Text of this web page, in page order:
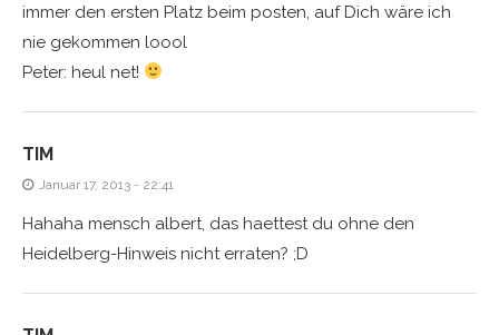
immer den ersten Platz beim posten, auf Dich wäre ich
nie gekommen loool
Peter: heul net!
TIM
Januar 17, 2013 - 22:41
Hahaha mensch albert, das haettest du ohne den
Heidelberg-Hinweis nicht erraten? ;D